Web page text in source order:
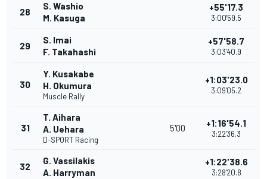
28
S. Washio
M. Kasuga
+55'17.3
3:00'59.5
29
S. Imai
F. Takahashi
+57'58.7
3:03'40.9
30
Y. Kusakabe
H. Okumura
Muscle Rally
+1:03'23.0
3:09'05.2
31
T. Aihara
A. Uehara
D-SPORT Racing
5'00 +1:16'54.1
3:22'36.3
32
G. Vassilakis
A. Harryman
+1:22'38.6
3:28'20.8